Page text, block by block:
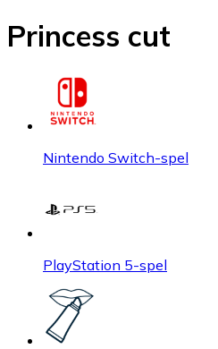
Princess cut
Nintendo Switch-spel
PlayStation 5-spel